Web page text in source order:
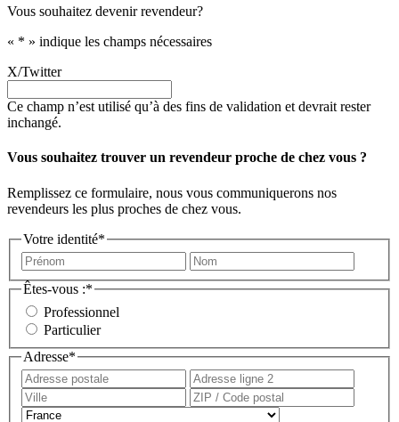
Vous souhaitez devenir revendeur?
« * » indique les champs nécessaires
X/Twitter
Ce champ n’est utilisé qu’à des fins de validation et devrait rester
inchangé.
Vous souhaitez trouver un revendeur proche de chez vous ?
Remplissez ce formulaire, nous vous communiquerons nos
revendeurs les plus proches de chez vous.
Votre identité*
Prénom
Êtes-vous :*
Professionnel
Particulier
Adresse*
Adresse
postale
Ville